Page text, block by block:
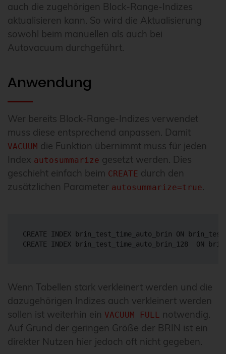
auch die zugehörigen Block-Range-Indizes
aktualisieren kann. So wird die Aktualisierung
sowohl beim manuellen als auch bei
Autovacuum durchgeführt.
Anwendung
Wer bereits Block-Range-Indizes verwendet
muss diese entsprechend anpassen. Damit
VACUUM die Funktion übernimmt muss für jeden
Index autosummarize gesetzt werden. Dies
geschieht einfach beim CREATE durch den
zusätzlichen Parameter autosummarize=true.
CREATE INDEX brin_test_time_auto_brin ON
CREATE INDEX brin_test_time_auto_brin_128  ON
Wenn Tabellen stark verkleinert werden und die
dazugehörigen Indizes auch verkleinert werden
sollen ist weiterhin ein VACUUM FULL
notwendig.
Auf Grund der geringen Größe der BRIN ist ein
direkter Nutzen hier jedoch oft nicht gegeben.